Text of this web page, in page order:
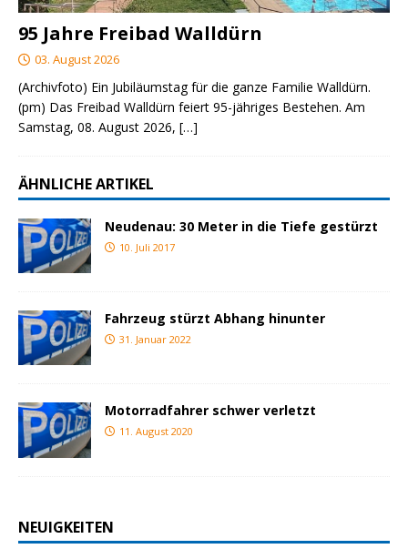
95 Jahre Freibad Walldürn
03. August 2026
(Archivfoto) Ein Jubiläumstag für die ganze Familie Walldürn.
(pm) Das Freibad Walldürn feiert 95-jähriges Bestehen. Am
Samstag, 08. August 2026, […]
ÄHNLICHE ARTIKEL
Neudenau: 30 Meter in die Tiefe gestürzt
10. Juli 2017
Fahrzeug stürzt Abhang hinunter
31. Januar 2022
Motorradfahrer schwer verletzt
11. August 2020
NEUIGKEITEN